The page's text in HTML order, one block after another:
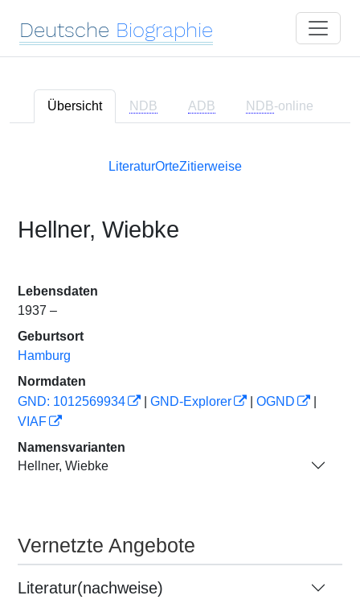
Deutsche Biographie
Übersicht NDB ADB NDB-online
LiteraturOrteZitierweise
Hellner, Wiebke
Lebensdaten
1937 –
Geburtsort
Hamburg
Normdaten
GND: 1012569934
GND-Explorer OGND
VIAF
Namensvarianten
Hellner, Wiebke
Vernetzte Angebote
Literatur(nachweise)